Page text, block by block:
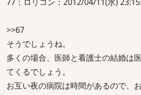
>>67
そうでしょうね。
多くの場合、医師と看護士の結婚は
てくるでしょう。
お互い夜の病院は時間があるので、